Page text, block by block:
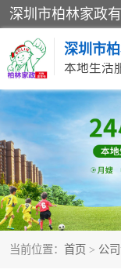
深圳市
本地生活
当前位置： 首页 > 公
家居保洁
家庭保姆